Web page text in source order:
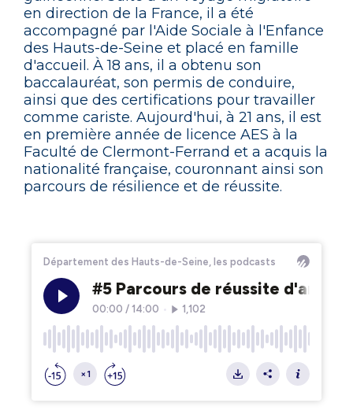
en direction de la France, il a été
accompagné par l'Aide Sociale à l'Enfance
des Hauts-de-Seine et placé en famille
d'accueil. À 18 ans, il a obtenu son
baccalauréat, son permis de conduire,
ainsi que des certifications pour travailler
comme cariste. Aujourd'hui, à 21 ans, il est
en première année de licence AES à la
Faculté de Clermont-Ferrand et a acquis la
nationalité française, couronnant ainsi son
parcours de résilience et de réussite.